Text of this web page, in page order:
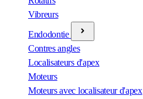
Vibreurs
Endodontie
Contres angles
Localisateurs d'apex
Moteurs
Moteurs avec localisateur d'apex